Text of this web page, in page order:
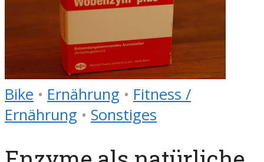
Bike • Ernährung • Fitness /
Ernährung • Sonstiges